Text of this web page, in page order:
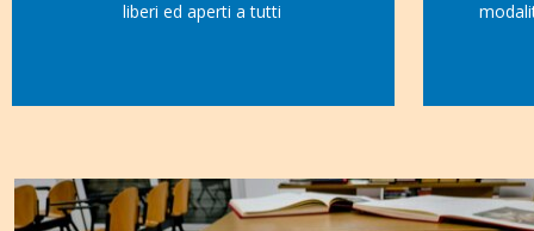
liberi ed aperti a tutti